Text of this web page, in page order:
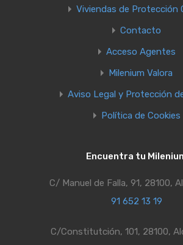
Viviendas de Protección
Contacto
Acceso Agentes
Milenium Valora
Aviso Legal y Protección
Política de Cookies
Encuentra tu
C/ Manuel de Falla, 91, 28100,
91 652 13 19
C/Constitutción, 101, 28100,